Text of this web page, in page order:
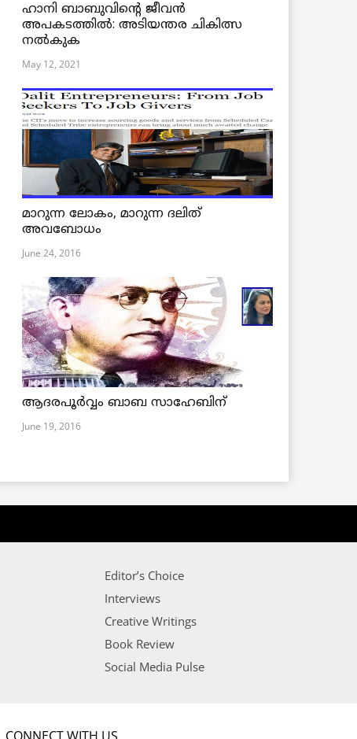
ഹാനി ബാബുവിന്റെ ജീവൻ
അപകടത്തിൽ: അടിയന്തര ചികിത്സ
നൽകുക
May 12, 2021
മാറുന്ന ലോകം, മാറുന്ന ദലിത്
അവബോധം
June 24, 2016
ആദരപൂര്‍വ്വം ബാബ സാഹേബിന്
June 19, 2016
Editor’s Choice
Interviews
Creative Writings
Book Review
Social Media Pulse